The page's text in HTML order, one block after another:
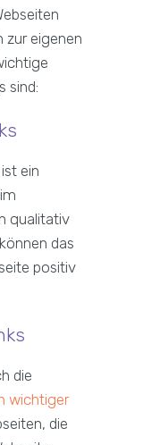
eigenen
sind:
ein
qualitativ
das
positiv
die
wichtiger
die